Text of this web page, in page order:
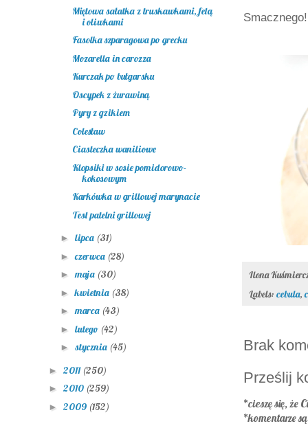
Ilona
Labels: cebula,
Brak
Prześlij
*cieszę się, że
*komentarze
Miętowa sałatka z truskawkami, fetą
i oliwkami
Fasolka szparagowa po grecku
Mozarella in carozza
Kurczak po bułgarsku
Oscypek z żurawiną
Pyry z gzikiem
Colesław
Ciasteczka waniliowe
Klopsiki w sosie pomidorowo-
kokosowym
Karkówka w grillowej marynacie
Test patelni grillowej
► lipca (31)
►czerwca (28)
►maja (30)
►kwietnia (38)
►marca (43)
► lutego (42)
► stycznia (45)
► 2011 (250)
► 2010 (259)
► 2009 (152)